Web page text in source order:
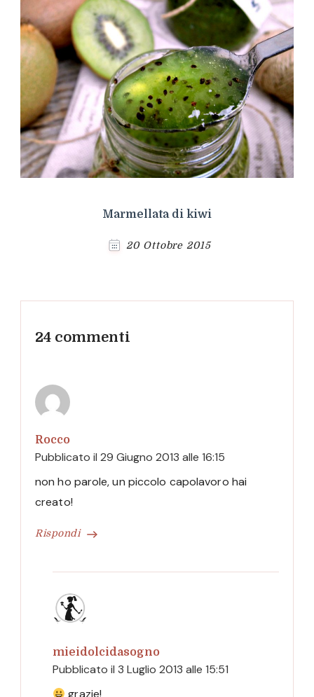
Marmellata di kiwi
20 Ottobre 2015
24 commenti
Rocco
Pubblicato il 29 Giugno 2013 alle 16:15
Rispondi
non ho parole, un piccolo capolavoro hai
creato!
mieidolcidasogno
Pubblicato il 3 Luglio 2013 alle 15:51
grazie!